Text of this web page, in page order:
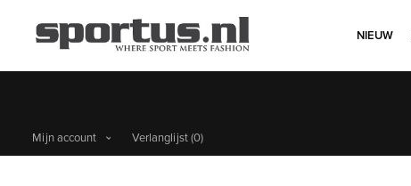
NIEUW
Mijn account Verlanglijst(0)